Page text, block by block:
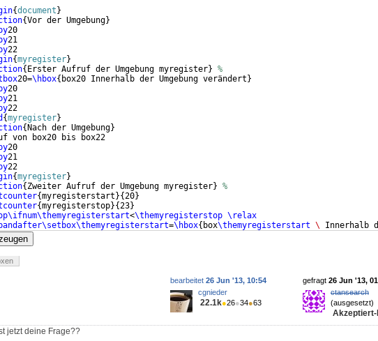
{document }
{Vor der Umgebung}
20
21
22
{myregister}
{ Erster Aufruf der Umgebung myregister} %
20=\hbox{ box20 Innerhalb der Umgebung verändert }
20
21
22
{myregister}
{ Nach der Umgebung}
von box20 bis box22
20
21
22
{myregister}
{ Zweiter Aufruf der Umgebung myregister} %
{myregisterstart }{20}
{myregisterstop}{23}
<\themyregisterstop \relax
=\hbox{ box\themyregisterstart \ Innerhalb
verändert
gefragt 26 Jun '13,
ctansearch
(ausgesetzt)
Akzeptiert-
bearbeitet 26 Jun '13, 10:54
cgnieder
22.1k●26●34●63
jetzt deine Frage??